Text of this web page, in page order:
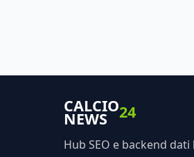
CALCIO
NEWS 24
Hub SEO e backend